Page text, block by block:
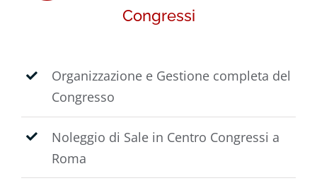
Congressi
Organizzazione e Gestione completa del
Congresso
Noleggio di Sale in Centro Congressi a
Roma